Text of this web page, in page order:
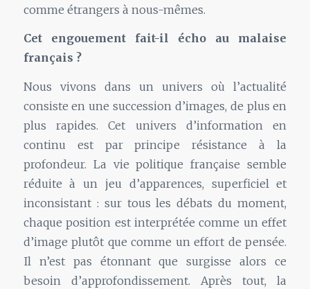
comme étrangers à nous-mêmes.
Cet engouement fait-il écho au malaise
français ?
Nous vivons dans un univers où l’actualité
consiste en une succession d’images, de plus en
plus rapides. Cet univers d’information en
continu est par principe résistance à la
profondeur. La vie politique française semble
réduite à un jeu d’apparences, superficiel et
inconsistant : sur tous les débats du moment,
chaque position est interprétée comme un effet
d’image plutôt que comme un effort de pensée.
Il n’est pas étonnant que surgisse alors ce
besoin d’approfondissement. Après tout, la